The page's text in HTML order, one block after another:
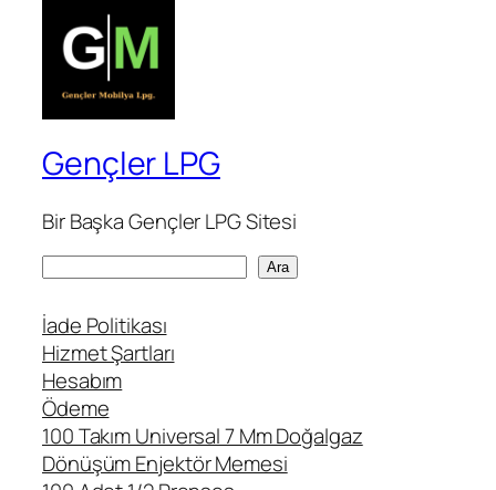
Gençler LPG
Bir Başka Gençler LPG Sitesi
a
Ara
İade Politikası
Hizmet Şartları
Hesabım
Ödeme
100 Takım Universal 7 Mm Doğalgaz
Dönüşüm Enjektör Memesi